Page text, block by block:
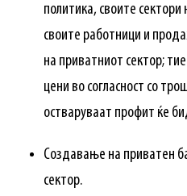
политика, своите
своите работници и
на приватниот сектор;
цени во согласност со
остваруваат профит ќе
Создавање на приватен
сектор.